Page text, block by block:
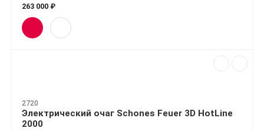
263 000 ₽
2720
Электрический очаг Schones Feuer 3D HotLine
2000